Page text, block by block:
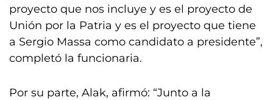
proyecto que nos incluye y es el proyecto de
Unión por la Patria y es el proyecto que tiene
a Sergio Massa como candidato a presidente”,
completó la funcionaria.
Por su parte, Alak, afirmó: “Junto a la